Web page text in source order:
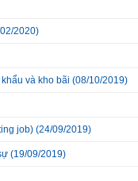
2020)
và kho bãi (08/10/2019)
job) (24/09/2019)
(19/09/2019)